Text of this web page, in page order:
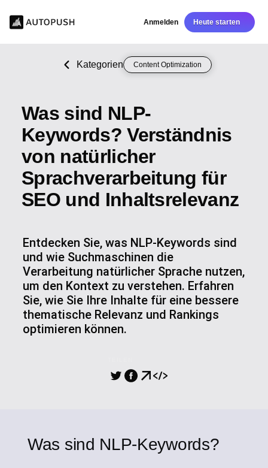
Anmelden Heute starten
Kategorien Content Optimization
Was sind NLP-
Keywords? Verständnis
von natürlicher
Sprachverarbeitung für
SEO und Inhaltsrelevanz
Entdecken Sie, was NLP-Keywords sind
und wie Suchmaschinen die
Verarbeitung natürlicher Sprache nutzen,
um den Kontext zu verstehen. Erfahren
Sie, wie Sie Ihre Inhalte für eine bessere
thematische Relevanz und Rankings
optimieren können.
Was sind NLP-Keywords?